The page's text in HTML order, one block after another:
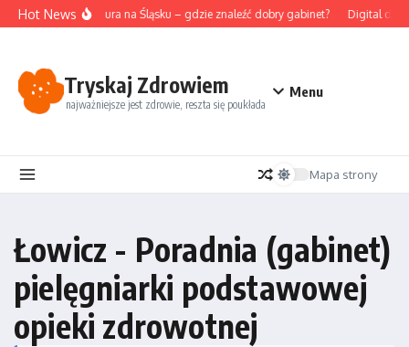
Przejdź do treści
Hot NewsAkupunktura na Śląsku – gdzie znaleźć dobry gabinet? Digital
Tryskaj Zdrowiem
najważniejsze jest zdrowie, reszta się poukłada
Menu
Mapa strony
Łowicz - Poradnia (gabinet)
pielęgniarki podstawowej
opieki zdrowotnej